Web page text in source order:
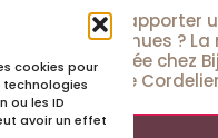
cookies pour
ou les ID
avoir un effet
Envie d’apporter
à vos tenues ?
est arrivée chez
Passage